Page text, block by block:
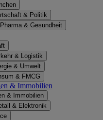
& Politik
Pharma & Gesundheit
& Logistik
& Umwelt
& FMCG
& Immobilien
& Immobilien
& Elektronik